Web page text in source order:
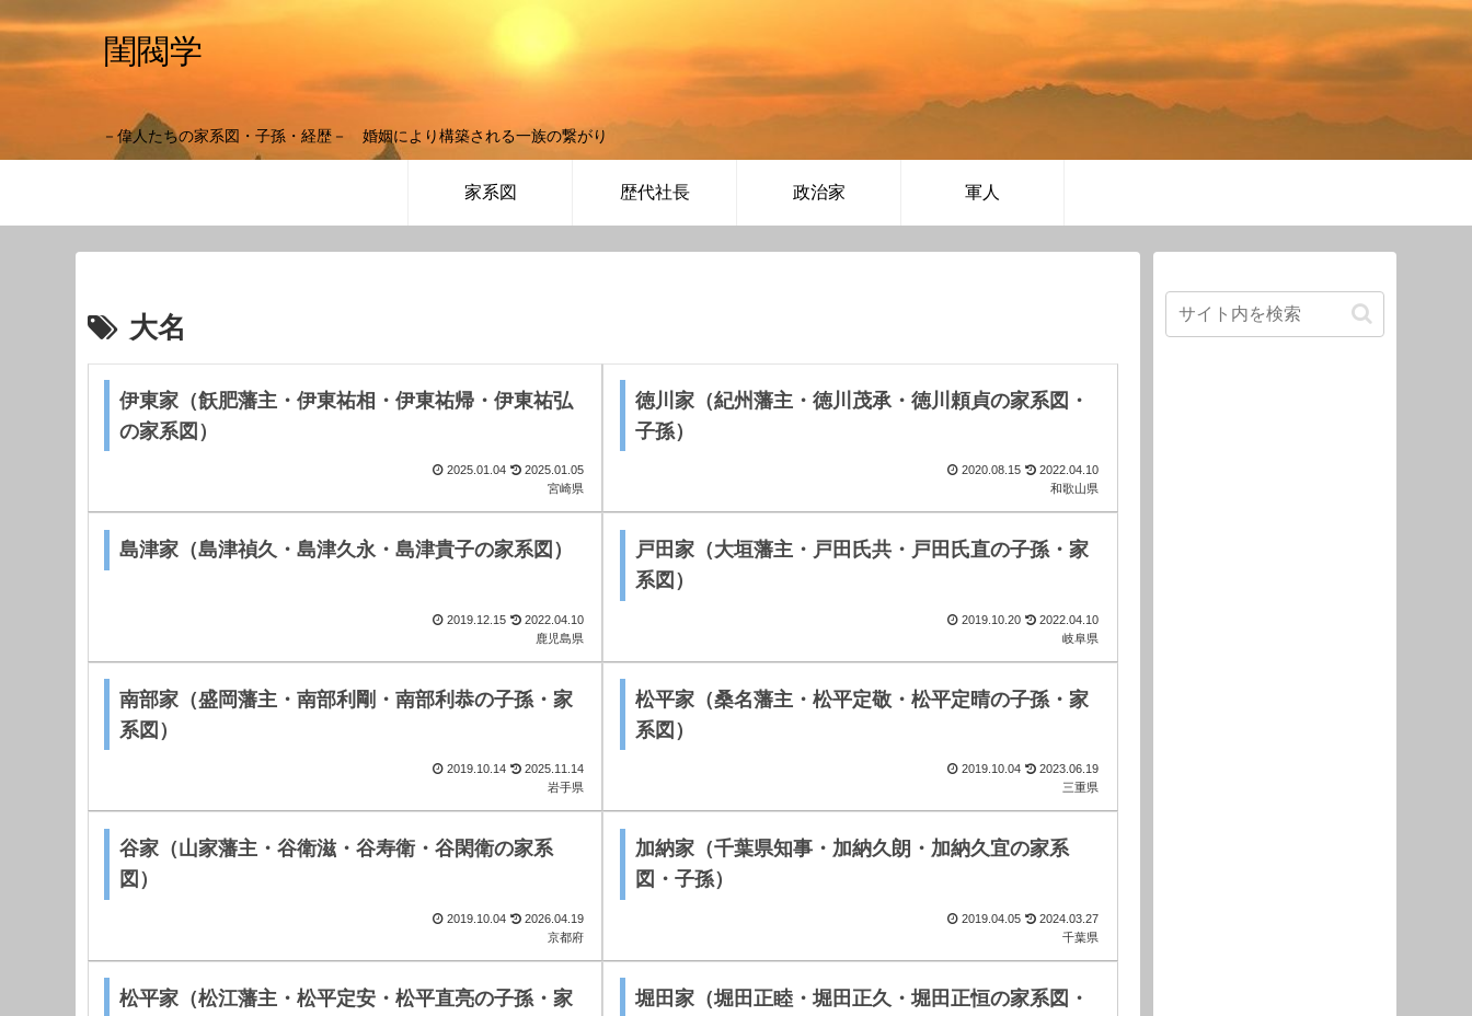
閨閥学
－偉人たちの家系図・子孫・経歴－ 婚姻により構築される一族の繋がり
家系図 歴代社長 政治家 軍人
大名
伊東家（飫肥藩主・伊東祐相・伊東祐帰・伊東祐弘
の家系図）
2025.01.04
2025.01.05
宮崎県
徳川家（紀州藩主・徳川茂承・徳川頼貞の家系図・
子孫）
2020.08.15
2022.04.10
和歌山県
島津家（島津禎久・島津久永・島津貴子の家系図）
2019.12.15
2022.04.10
鹿児島県
戸田家（大垣藩主・戸田氏共・戸田氏直の子孫・家
系図）
2019.10.20
2022.04.10
岐阜県
南部家（盛岡藩主・南部利剛・南部利恭の子孫・家
系図）
2019.10.14
2025.11.14
岩手県
松平家（桑名藩主・松平定敬・松平定晴の子孫・家
系図）
2019.10.04
2023.06.19
三重県
谷家（山家藩主・谷衛滋・谷寿衛・谷閑衛の家系
図）
2019.10.04
2026.04.19
京都府
加納家（千葉県知事・加納久朗・加納久宜の家系
図・子孫）
2019.04.05
2024.03.27
千葉県
松平家（松江藩主・松平定安・松平直亮の子孫・家
堀田家（堀田正睦・堀田正久・堀田正恒の家系図・